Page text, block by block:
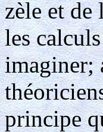
zèle et de
les
imaginer;
principe